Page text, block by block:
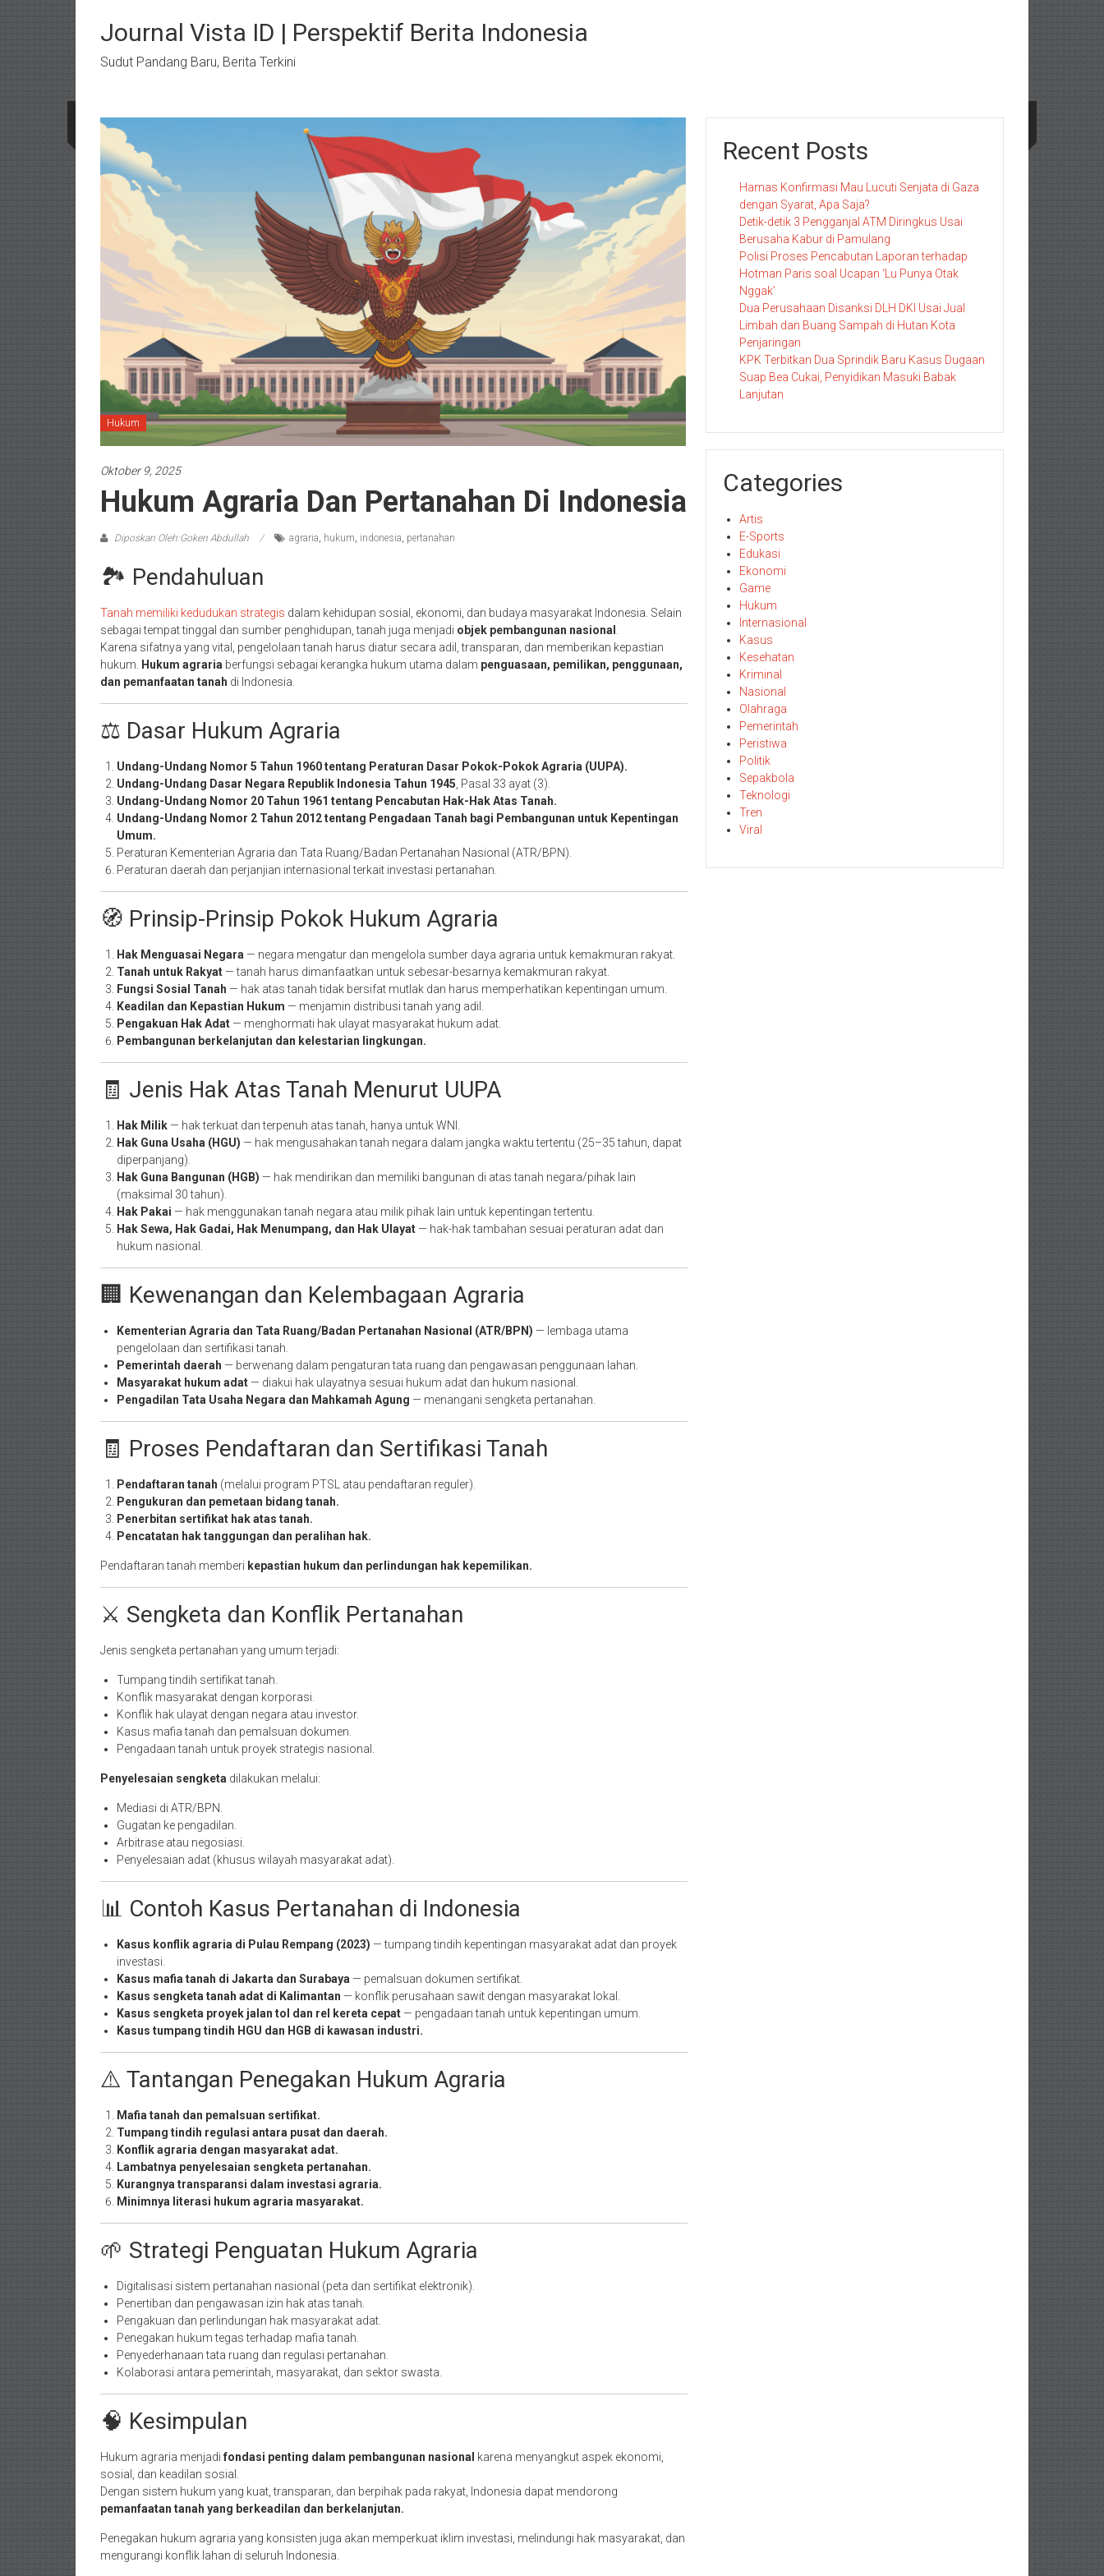
kontenJournal Vista ID | Perspektif Berita Indonesia
Sudut Pandang Baru, Berita Terkini
Hukum
Oktober 9, 2025
Hukum Agraria Dan Pertanahan Di Indonesia
Diposkan Oleh:Goken Abdullah agraria, hukum, indonesia, pertanahan
🏞️ Pendahuluan
Tanah memiliki kedudukan strategis dalam kehidupan sosial, ekonomi, dan budaya masyarakat Indonesia. Selain
sebagai tempat tinggal dan sumber penghidupan, tanah juga menjadi objek pembangunan nasional
Karena sifatnya yang vital, pengelolaan tanah harus diatur secara adil, transparan, dan memberikan kepastian
hukum.
Hukum agraria berfungsi sebagai kerangka hukum utama dalam penguasaan, pemilikan, penggunaan,
dan pemanfaatan tanah di Indonesia.
⚖️ Dasar Hukum Agraria
Undang-Undang Nomor 5 Tahun 1960 tentang Peraturan Dasar Pokok-Pokok Agraria (UUPA).
Undang-Undang Dasar Negara Republik Indonesia Tahun 1945 , Pasal 33 ayat (3).
Undang-Undang Nomor 20 Tahun 1961 tentang Pencabutan Hak-Hak Atas Tanah.
Undang-Undang Nomor 2 Tahun 2012 tentang Pengadaan Tanah bagi Pembangunan untuk Kepentingan
Umum.
Peraturan Kementerian Agraria dan Tata Ruang/Badan Pertanahan Nasional (ATR/BPN).
Peraturan daerah dan perjanjian internasional terkait investasi pertanahan.
🧭 Prinsip-Prinsip Pokok Hukum Agraria
Hak Menguasai Negara — negara mengatur dan mengelola sumber daya agraria untuk kemakmuran rakyat.
Tanah untuk Rakyat — tanah harus dimanfaatkan untuk sebesar-besarnya kemakmuran rakyat.
Fungsi Sosial Tanah — hak atas tanah tidak bersifat mutlak dan harus memperhatikan kepentingan umum.
Keadilan dan Kepastian Hukum — menjamin distribusi tanah yang adil.
Pengakuan Hak Adat — menghormati hak ulayat masyarakat hukum adat.
Pembangunan berkelanjutan dan kelestarian lingkungan.
🧾 Jenis Hak Atas Tanah Menurut UUPA
Hak Milik — hak terkuat dan terpenuh atas tanah, hanya untuk WNI.
Hak Guna Usaha (HGU) — hak mengusahakan tanah negara dalam jangka waktu tertentu (25–35 tahun, dapat
diperpanjang).
Hak Guna Bangunan (HGB) — hak mendirikan dan memiliki bangunan di atas tanah negara/pihak lain
(maksimal 30 tahun).
Hak Pakai — hak menggunakan tanah negara atau milik pihak lain untuk kepentingan tertentu.
Hak Sewa, Hak Gadai, Hak Menumpang, dan Hak Ulayat — hak-hak tambahan sesuai peraturan adat dan
hukum nasional.
🏢 Kewenangan dan Kelembagaan Agraria
Kementerian Agraria dan Tata Ruang/Badan Pertanahan Nasional (ATR/BPN) — lembaga utama
pengelolaan dan sertifikasi tanah.
Pemerintah daerah — berwenang dalam pengaturan tata ruang dan pengawasan penggunaan lahan.
Masyarakat hukum adat — diakui hak ulayatnya sesuai hukum adat dan hukum nasional.
Pengadilan Tata Usaha Negara dan Mahkamah Agung — menangani sengketa pertanahan.
🧾 Proses Pendaftaran dan Sertifikasi Tanah
Pendaftaran tanah (melalui program PTSL atau pendaftaran reguler).
Pengukuran dan pemetaan bidang tanah.
Penerbitan sertifikat hak atas tanah.
Pencatatan hak tanggungan dan peralihan hak.
Pendaftaran tanah memberi kepastian hukum dan perlindungan hak kepemilikan.
⚔️ Sengketa dan Konflik Pertanahan
Jenis sengketa pertanahan yang umum terjadi:
Tumpang tindih sertifikat tanah.
Konflik masyarakat dengan korporasi.
Konflik hak ulayat dengan negara atau investor.
Kasus mafia tanah dan pemalsuan dokumen.
Pengadaan tanah untuk proyek strategis nasional.
Penyelesaian sengketa dilakukan melalui:
Mediasi di ATR/BPN.
Gugatan ke pengadilan.
Arbitrase atau negosiasi.
Penyelesaian adat (khusus wilayah masyarakat adat).
📊 Contoh Kasus Pertanahan di Indonesia
Kasus konflik agraria di Pulau Rempang (2023) — tumpang tindih kepentingan masyarakat adat dan proyek
investasi.
Kasus mafia tanah di Jakarta dan Surabaya — pemalsuan dokumen sertifikat.
Kasus sengketa tanah adat di Kalimantan — konflik perusahaan sawit dengan masyarakat lokal.
Kasus sengketa proyek jalan tol dan rel kereta cepat — pengadaan tanah untuk kepentingan umum.
Kasus tumpang tindih HGU dan HGB di kawasan industri.
⚠️ Tantangan Penegakan Hukum Agraria
Mafia tanah dan pemalsuan sertifikat.
Tumpang tindih regulasi antara pusat dan daerah.
Konflik agraria dengan masyarakat adat.
Lambatnya penyelesaian sengketa pertanahan.
Kurangnya transparansi dalam investasi agraria.
Minimnya literasi hukum agraria masyarakat.
🌱 Strategi Penguatan Hukum Agraria
Digitalisasi sistem pertanahan nasional (peta dan sertifikat elektronik).
Penertiban dan pengawasan izin hak atas tanah.
Pengakuan dan perlindungan hak masyarakat adat.
Penegakan hukum tegas terhadap mafia tanah.
Penyederhanaan tata ruang dan regulasi pertanahan.
Kolaborasi antara pemerintah, masyarakat, dan sektor swasta.
🧠 Kesimpulan
Hukum agraria menjadi fondasi penting dalam pembangunan nasional karena menyangkut aspek ekonomi,
sosial, dan keadilan sosial.
Dengan sistem hukum yang kuat, transparan, dan berpihak pada rakyat, Indonesia dapat mendorong
pemanfaatan tanah yang berkeadilan dan berkelanjutan.
Penegakan hukum agraria yang konsisten juga akan memperkuat iklim investasi, melindungi hak masyarakat, dan
mengurangi konflik lahan di seluruh Indonesia.
Recent Posts
Hamas Konfirmasi Mau Lucuti Senjata di Gaza
dengan Syarat, Apa Saja?
Detik-detik 3 Pengganjal ATM Diringkus Usai
Berusaha Kabur di Pamulang
Polisi Proses Pencabutan Laporan terhadap
Hotman Paris soal Ucapan ‘Lu Punya Otak
Nggak’
Dua Perusahaan Disanksi DLH DKI Usai Jual
Limbah dan Buang Sampah di Hutan Kota
Penjaringan
KPK Terbitkan Dua Sprindik Baru Kasus Dugaan
Suap Bea Cukai, Penyidikan Masuki Babak
Lanjutan
Categories
Artis
E-Sports
Edukasi
Ekonomi
Game
Hukum
Internasional
Kasus
Kesehatan
Kriminal
Nasional
Olahraga
Pemerintah
Peristiwa
Politik
Sepakbola
Teknologi
Tren
Viral